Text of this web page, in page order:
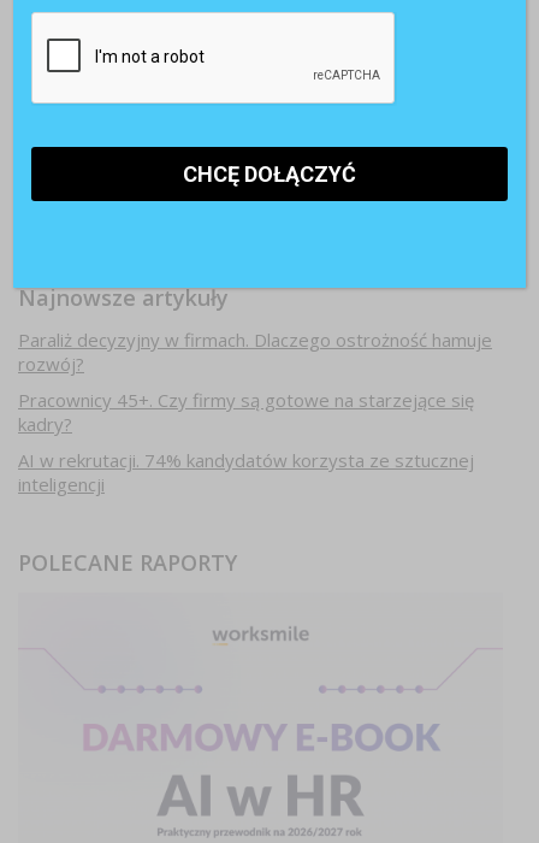
Najnowsze artykuły
Paraliż decyzyjny w firmach. Dlaczego ostrożność hamuje
rozwój?
Pracownicy 45+. Czy firmy są gotowe na starzejące się
kadry?
AI w rekrutacji. 74% kandydatów korzysta ze sztucznej
inteligencji
POLECANE RAPORTY